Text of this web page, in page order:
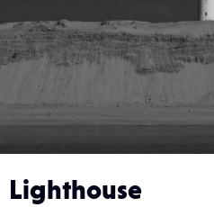
Lighthouse